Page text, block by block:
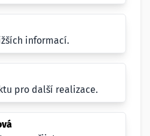
informací.
pro další realizace.